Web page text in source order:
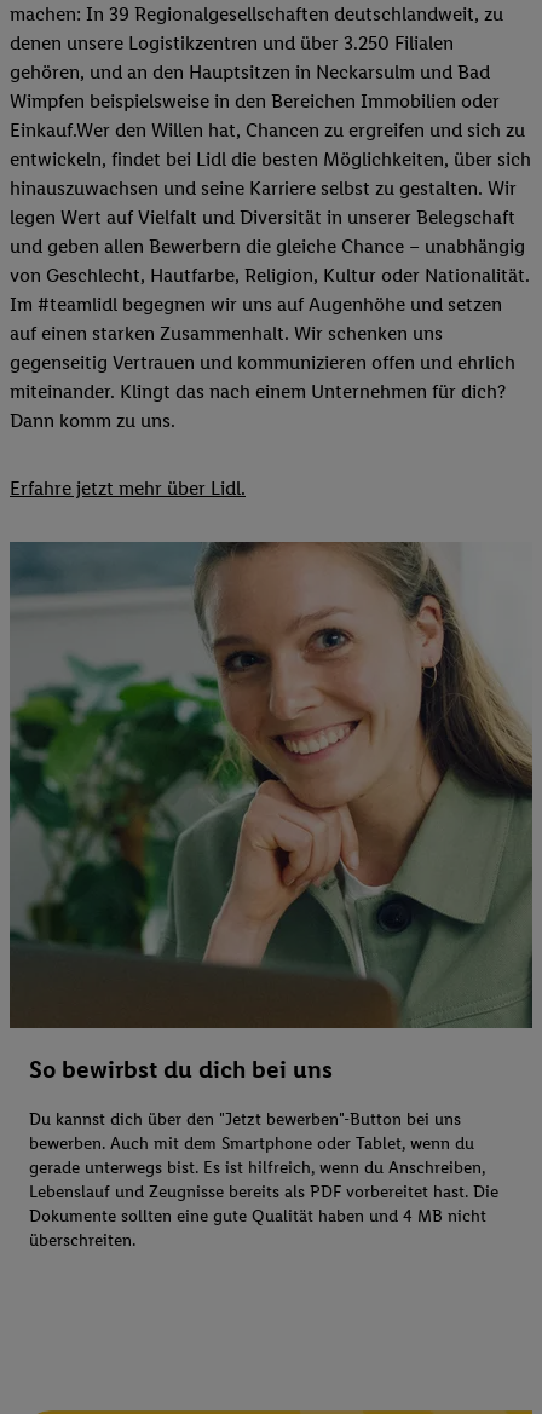
machen: In 39 Regionalgesellschaften deutschlandweit, zu
denen unsere Logistikzentren und über 3.250 Filialen
gehören, und an den Hauptsitzen in Neckarsulm und Bad
Wimpfen beispielsweise in den Bereichen Immobilien oder
Einkauf.Wer den Willen hat, Chancen zu ergreifen und sich zu
entwickeln, findet bei Lidl die besten Möglichkeiten, über sich
hinauszuwachsen und seine Karriere selbst zu gestalten. Wir
legen Wert auf Vielfalt und Diversität in unserer Belegschaft
und geben allen Bewerbern die gleiche Chance – unabhängig
von Geschlecht, Hautfarbe, Religion, Kultur oder Nationalität.
Im #teamlidl begegnen wir uns auf Augenhöhe und setzen
auf einen starken Zusammenhalt. Wir schenken uns
gegenseitig Vertrauen und kommunizieren offen und ehrlich
miteinander. Klingt das nach einem Unternehmen für dich?
Dann komm zu uns.​
Erfahre jetzt mehr über Lidl.
So bewirbst du dich bei uns
Du kannst dich über den "Jetzt bewerben"-Button bei uns
bewerben. Auch mit dem Smartphone oder Tablet, wenn du
gerade unterwegs bist. Es ist hilfreich, wenn du Anschreiben,
Lebenslauf und Zeugnisse bereits als PDF vorbereitet hast. Die
Dokumente sollten eine gute Qualität haben und 4 MB nicht
überschreiten.